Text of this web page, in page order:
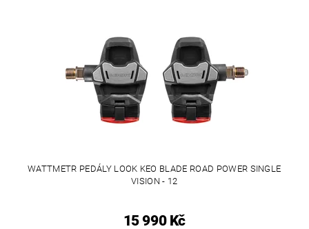
WATTMETR PEDÁLY LOOK KEO BLADE ROAD POWER SINGLE
VISION - 12
15 990 Kč